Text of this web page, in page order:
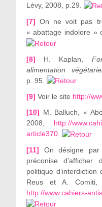
Lévy, 2008, p.29.
[7]On ne voit pas
« abattage indolore »
[8] H. Kaplan,
alimentation
p. 95.
[9] Voir le site http://
[10] M. Balluch, «
2008, http://
article370.
[11] On désigne
préconise
politique
Reus et A.
http://www.cahiers-